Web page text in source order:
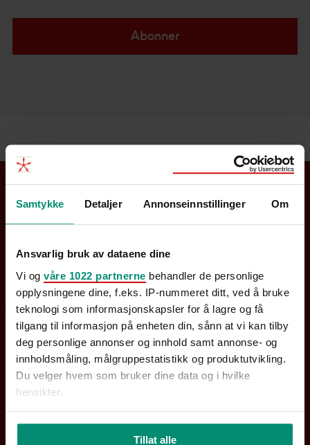
Samtykke Detaljer Annonseinnstillinger Om
Ansvarlig bruk av dataene dine
Vi og våre 1022 partnerne behandler de personlige
opplysningene dine, f.eks. IP-nummeret ditt, ved å bruke
teknologi som informasjonskapsler for å lagre og få
tilgang til informasjon på enheten din, sånn at vi kan tilby
deg personlige annonser og innhold samt annonse- og
innholdsmåling, målgruppestatistikk og produktutvikling.
Du velger hvem som bruker dine data og i hvilke
hensikter.
Hvis du gir oss lov, vil vi også gjerne:
Tillat alle
Abonner
Kontakt oss
GDPR
Oslo
Hammer & Hanborg AS
Org.nr: 995 007 371
Øvre Slottsgate 17, 0157 Oslo